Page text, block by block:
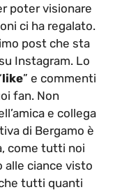
poter visionare
ci ha regalato.
post che sta
Instagram. Lo
like” e commenti
fan. Non
e collega
di Bergamo è
come tutti noi
alle ciance visto
tutti quanti